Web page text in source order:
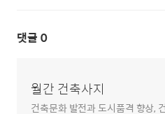
댓글 0
월간 건축사지
건축문화 발전과 도시품격 향상,